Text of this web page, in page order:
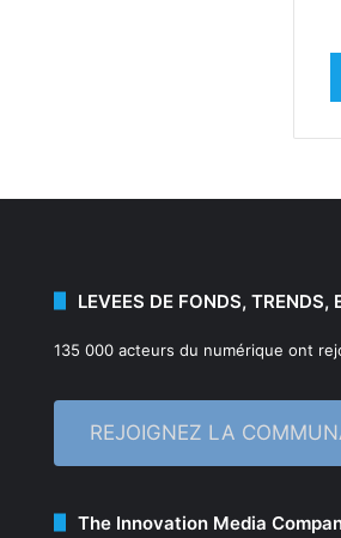
LEVEES DE FONDS, TRENDS,
135 000 acteurs du numérique ont
REJOIGNEZ LA
The Innovation Media